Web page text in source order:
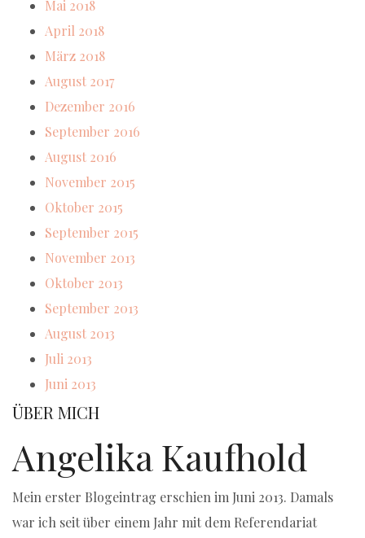
Mai 2018
April 2018
März 2018
August 2017
Dezember 2016
September 2016
August 2016
November 2015
Oktober 2015
September 2015
November 2013
Oktober 2013
September 2013
August 2013
Juli 2013
Juni 2013
ÜBER MICH
Angelika Kaufhold
Mein erster Blogeintrag erschien im Juni 2013. Damals
war ich seit über einem Jahr mit dem Referendariat